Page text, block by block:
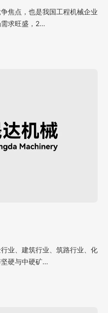
焦点，也是我国工程机械企业
求旺盛，2…
业、建筑行业、筑路行业、化
硬与中硬矿…